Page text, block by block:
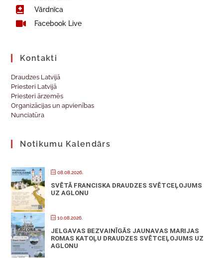
Vārdnīca
Facebook Live
Kontakti
Draudzes Latvijā
Priesteri Latvijā
Priesteri ārzemēs
Organizācijas un apvienības
Nunciatūra
Notikumu Kalendārs
08.08.2026.
SVĒTĀ FRANCISKA DRAUDZES SVĒTCEĻOJUMS
UZ AGLONU
10.08.2026.
JELGAVAS BEZVAINĪGĀS JAUNAVAS MARIJAS
ROMAS KATOĻU DRAUDZES SVĒTCEĻOJUMS UZ
AGLONU